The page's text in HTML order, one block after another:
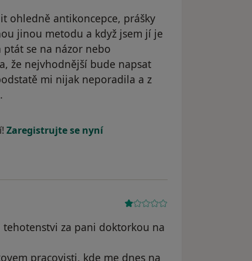
ohledně antikoncepce, prášky
jinou metodu a když jsem jí je
se na názor nebo
že nejvhodnější bude napsat
mi nijak neporadila a z
E.D.
Zaregistrujte se nyní
za pani doktorkou na
pracovisti, kde me dnes na